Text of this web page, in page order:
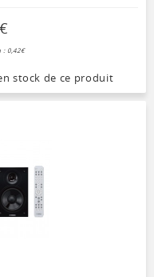
€
: 0,42€
stock de ce produit